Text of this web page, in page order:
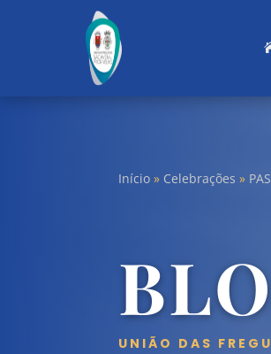
Início » Celebrações »
UNIÃO DAS